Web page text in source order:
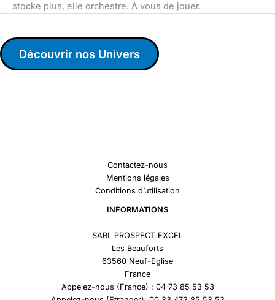
stocke plus, elle orchestre. À vous de jouer.
Découvrir nos Univers
Contactez-nous
Mentions légales
Conditions d’utilisation
INFORMATIONS
SARL PROSPECT EXCEL
Les Beauforts
63560 Neuf-Eglise
France
Appelez-nous (France) : 04 73 85 53 53